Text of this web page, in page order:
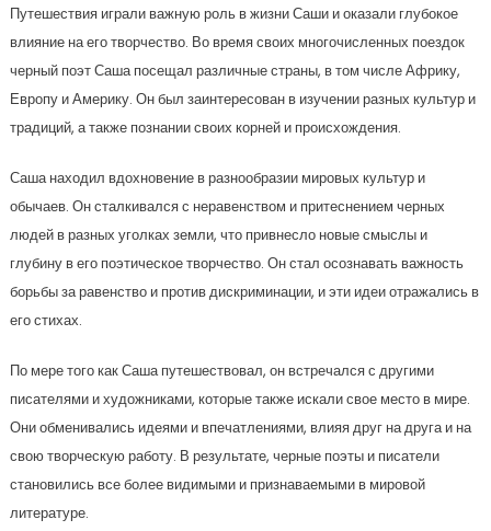
Путешествия играли важную роль в жизни Саши и оказали глубокое
влияние на его творчество. Во время своих многочисленных поездок
черный поэт Саша посещал различные страны, в том числе Африку,
Европу и Америку. Он был заинтересован в изучении разных культур и
традиций, а также познании своих корней и происхождения.
Саша находил вдохновение в разнообразии мировых культур и
обычаев. Он сталкивался с неравенством и притеснением черных
людей в разных уголках земли, что привнесло новые смыслы и
глубину в его поэтическое творчество. Он стал осознавать важность
борьбы за равенство и против дискриминации, и эти идеи отражались в
его стихах.
По мере того как Саша путешествовал, он встречался с другими
писателями и художниками, которые также искали свое место в мире.
Они обменивались идеями и впечатлениями, влияя друг на друга и на
свою творческую работу. В результате, черные поэты и писатели
становились все более видимыми и признаваемыми в мировой
литературе.